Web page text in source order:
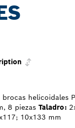
brocas helicoidales
8 piezas Taladro:
10x133 mm